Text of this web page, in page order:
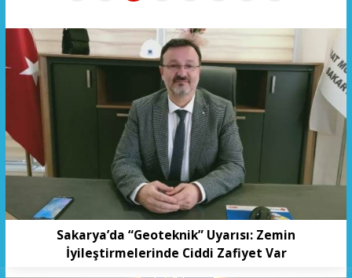
Sakarya’da “Geoteknik” Uyarısı: Zemin
İyileştirmelerinde Ciddi Zafiyet Var